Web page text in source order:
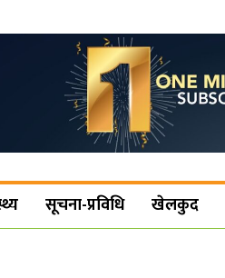
सूचना-प्रविधि खेलकुद